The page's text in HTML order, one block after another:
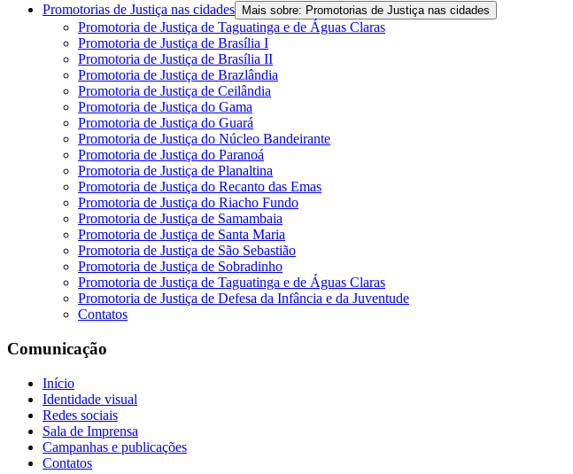
Promotorias de Justiça nas cidades
Mais sobre: Promotorias de Justiça nas cidades
Promotoria de Justiça de Taguatinga e de Águas Claras
Promotoria de Justiça de Brasília I
Promotoria de Justiça de Brasília II
Promotoria de Justiça de Brazlândia
Promotoria de Justiça de Ceilândia
Promotoria de Justiça do Gama
Promotoria de Justiça do Guará
Promotoria de Justiça do Núcleo Bandeirante
Promotoria de Justiça do Paranoá
Promotoria de Justiça de Planaltina
Promotoria de Justiça do Recanto das Emas
Promotoria de Justiça do Riacho Fundo
Promotoria de Justiça de Samambaia
Promotoria de Justiça de Santa Maria
Promotoria de Justiça de São Sebastião
Promotoria de Justiça de Sobradinho
Promotoria de Justiça de Taguatinga e de Águas Claras
Promotoria de Justiça de Defesa da Infância e da Juventude
Contatos
Comunicação
Início
Identidade visual
Redes sociais
Sala de Imprensa
Campanhas e publicações
Contatos